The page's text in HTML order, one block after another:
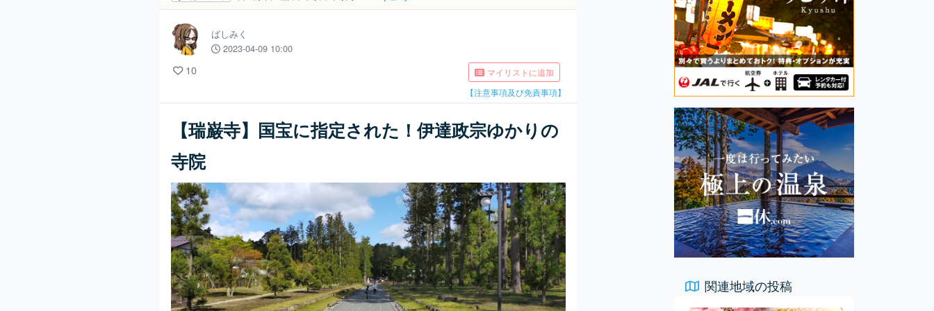
ばしみく
2023-04-09 10:00
10
マイリストに追加
【注意事項及び免責事項】
【瑞巌寺】国宝に指定された！伊達政宗ゆかりの
寺院
関連地域の投稿